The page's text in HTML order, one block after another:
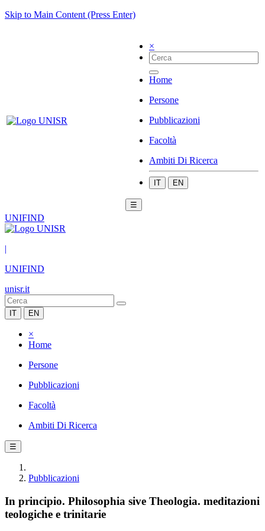
Skip to Main Content (Press Enter)
×
Home
Persone
Pubblicazioni
Facoltà
Ambiti Di Ricerca
IT EN
☰
UNIFIND
|
UNIFIND
unisr.it
IT EN
×
Home
Persone
Pubblicazioni
Facoltà
Ambiti Di Ricerca
☰
Pubblicazioni
In principio. Philosophia sive Theologia. meditazioni
teologiche e trinitarie